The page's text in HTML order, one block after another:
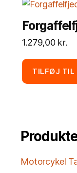
1.279,00 kr.
TILFØJ TIL
Motorcykel